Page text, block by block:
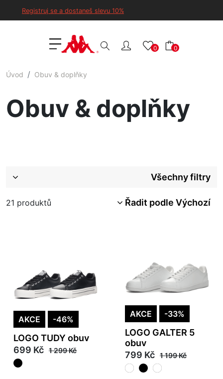
Registruj se a dostaneš slevu 10%
0 0
Úvod Obuv & doplňky
Obuv & doplňky
Všechny filtry
21 produktů Řadit podle Výchozí
AKCE -46%
LOGO TUDY obuv
699 Kč 1 299 Kč
AKCE -33%
LOGO GALTER 5
obuv
799 Kč 1 199 Kč